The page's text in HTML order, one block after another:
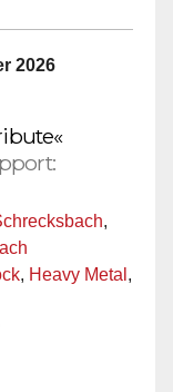
2026
,
, Heavy Metal ,